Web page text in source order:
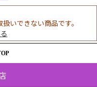
いできない商品です。